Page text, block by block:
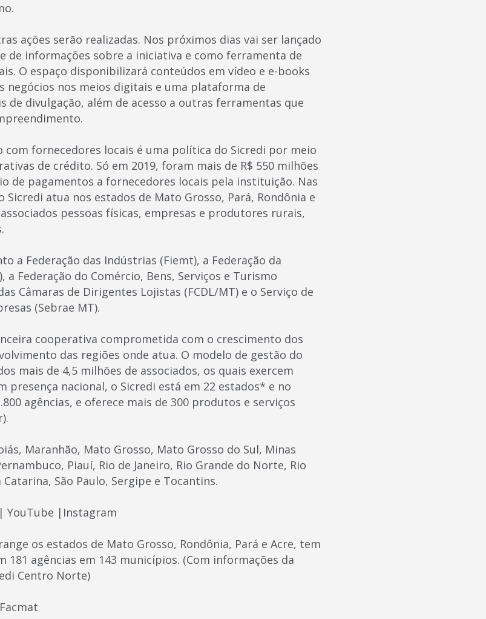
ações serão realizadas. Nos próximos dias vai ser lançado
de informações sobre a iniciativa e como ferramenta de
O espaço disponibilizará conteúdos em vídeo e e-books
negócios nos meios digitais e uma plataforma de
de divulgação, além de acesso a outras ferramentas que
fornecedores locais é uma política do Sicredi por meio
de crédito. Só em 2019, foram mais de R$ 550 milhões
de pagamentos a fornecedores locais pela instituição. Nas
atua nos estados de Mato Grosso, Pará, Rondônia e
pessoas físicas, empresas e produtores rurais,
a Federação das Indústrias (Fiemt), a Federação da
Federação do Comércio, Bens, Serviços e Turismo
Câmaras de Dirigentes Lojistas (FCDL/MT) e o Serviço de
(Sebrae MT).
cooperativa comprometida com o crescimento dos
das regiões onde atua. O modelo de gestão do
mais de 4,5 milhões de associados, os quais exercem
presença nacional, o Sicredi está em 22 estados* e no
agências, e oferece mais de 300 produtos e serviços
Maranhão, Mato Grosso, Mato Grosso do Sul, Minas
Piauí, Rio de Janeiro, Rio Grande do Norte, Rio
São Paulo, Sergipe e Tocantins.
YouTube |Instagram
os estados de Mato Grosso, Rondônia, Pará e Acre, tem
181 agências em 143 municípios. (Com informações da
Centro Norte)